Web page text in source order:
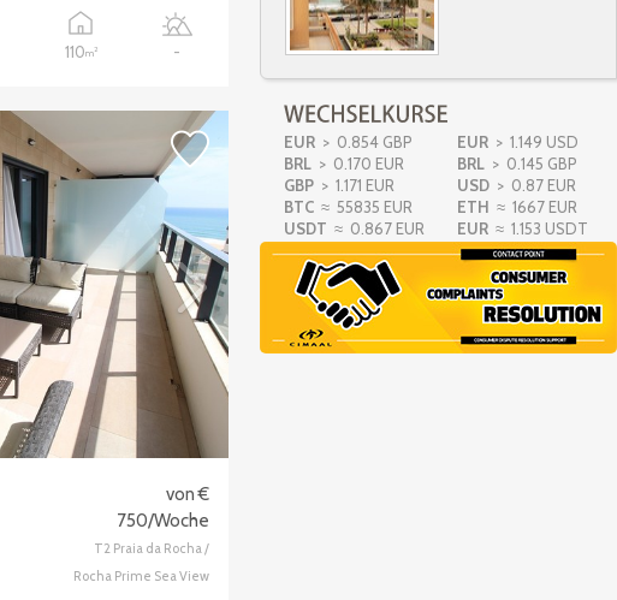
Wohnung T2
Praia da Rocha
Portimão
von550€
Wohnung T1
Praia da Rocha
EUR > 0.854 GBP
BRL > 0.170 EUR
GBP > 1.171 EUR
BTC ≈ 55835 EUR
USDT ≈ 0.867 EUR
EUR> 1.149 USD
BRL> 0.145 GBP
USD> 0.87 EUR
ETH ≈ 1667 EUR
EUR≈ 1.153 USDT
110m2 -
von €
750/Woche
T2 Praia da Rocha /
Rocha Prime Sea View